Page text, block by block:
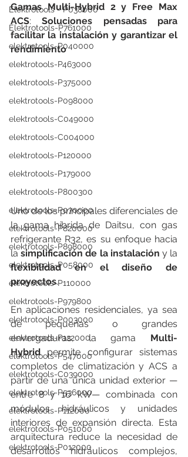
Elektrotools - P038000
Elektrotools-P761000
elektrotools-P040000
elektrotools-P463000
elektrotools-P375000
elektrotools-P098000
elektrotools-C049000
elektrotools-C004000
elektrotools-P120000
elektrotools-P179000
elektrotools-P800300
elektrotools-P070000
elektrotools-P820000
elektrotools-P898000
elektrotools-P058000
elektrotools-P110000
elektrotools-P979800
elektrotools-P003000
elektrotools-P122000
elektrotools-P547000
elektrotools-C039000
elektrotools-P536000
elektrotools-P112000
elektrotools-P051000
elektrotools-P012000
Gamas Multi-Hybrid 2 y Free Max
ACS: Soluciones pensadas para
facilitar la instalación y garantizar el
rendimiento
Uno de los principales diferenciales de
la gama híbrida de Daitsu, con gas
refrigerante R32, es su enfoque hacia
la simplificación de la instalación
flexibilidad en el diseño de
proyectos.
En aplicaciones residenciales, ya sea
de pequeñas o grandes
envergaduras, la gama Multi-
Hybrid permite configurar sistemas
completos de climatización y ACS a
partir de una única unidad exterior —
entre 8 y 16 kW— combinada con
módulos hidráulicos y unidades
interiores de expansión directa. Esta
arquitectura reduce la necesidad de
desarrollos hidráulicos complejos,